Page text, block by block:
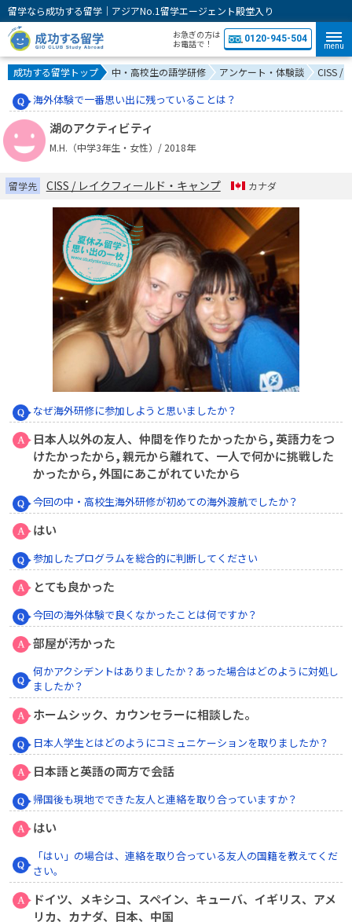
留学なら成功する留学｜アジアNo.1留学エージェント殿堂入り
お急ぎの方は
お電話で！
0120-945-504
menu
成功する留学トップ 中・高校生の語学研修 アンケート・体験談 CISS /
海外体験で一番思い出に残っていることは？
湖のアクティビティ
M.H.（中学3年生・女性）/ 2018年
留学先 CISS / レイクフィールド・キャンプ カナダ
なぜ海外研修に参加しようと思いましたか？
日本人以外の友人、仲間を作りたかったから, 英語力をつ
けたかったから, 親元から離れて、一人で何かに挑戦した
かったから, 外国にあこがれていたから
今回の中・高校生海外研修が初めての海外渡航でしたか？
はい
参加したプログラムを総合的に判断してください
とても良かった
今回の海外体験で良くなかったことは何ですか？
部屋が汚かった
何かアクシデントはありましたか？あった場合はどのように対処し
ましたか？
ホームシック、カウンセラーに相談した。
日本人学生とはどのようにコミュニケーションを取りましたか？
日本語と英語の両方で会話
帰国後も現地でできた友人と連絡を取り合っていますか？
はい
「はい」の場合は、連絡を取り合っている友人の国籍を教えてくだ
さい。
ドイツ、メキシコ、スペイン、キューバ、イギリス、アメ
リカ、カナダ、日本、中国